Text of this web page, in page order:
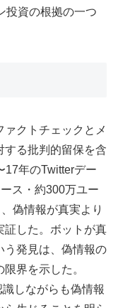
投資の根拠の一つ
クトチェックとメ
する批判的留保を含
17年のTwitterデー
ス・約300万ユー
偽情報が真実より
証した。ボットが真
う発見は、偽情報の
界を示した。
しながらも偽情報